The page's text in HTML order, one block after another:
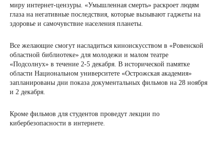
миру интернет-цензуры. «Умышленная смерть» раскроет людям
глаза на негативные последствия, которые вызывают гаджеты на
здоровье и самочувствие населения планеты.
Все желающие смогут насладиться киноискусством в «Ровенской
областной библиотеке» для молодежи и малом театре
«Подсолнух» в течение 2-5 декабря. В исторической памятке
области Национальном университете «Острожская академия»
запланированы дни показа документальных фильмов на 28 ноября
и 2 декабря.
Кроме фильмов для студентов проведут лекции по
кибербезопасности в интернете.